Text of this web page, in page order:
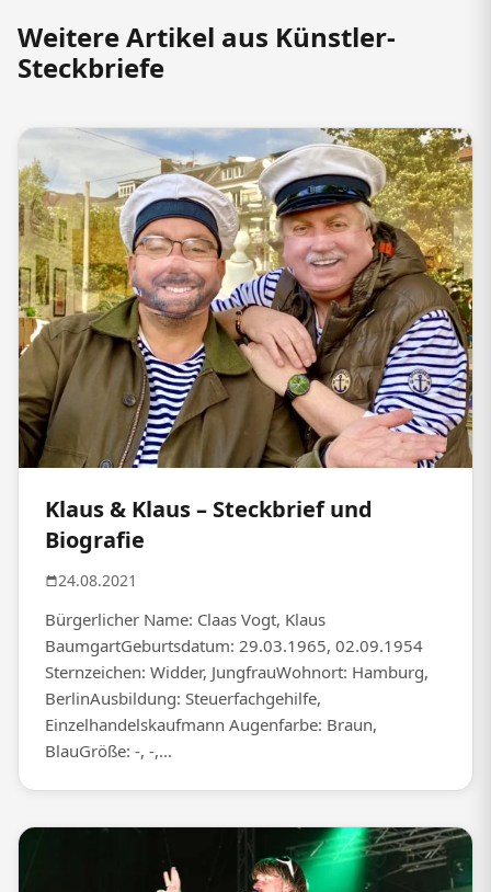
Weitere Artikel aus Künstler-
Steckbriefe
Klaus & Klaus – Steckbrief und
Biografie
24.08.2021
Bürgerlicher Name: Claas Vogt, Klaus
BaumgartGeburtsdatum: 29.03.1965, 02.09.1954
Sternzeichen: Widder, JungfrauWohnort: Hamburg,
BerlinAusbildung: Steuerfachgehilfe,
Einzelhandelskaufmann Augenfarbe: Braun,
BlauGröße: -, -,...